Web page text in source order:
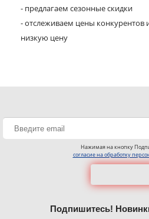
- предлагаем сезонные скидки
- отслеживаем цены конкурентов
низкую цену
Нажимая на кнопку
согласие на обработку
Подпишитесь!